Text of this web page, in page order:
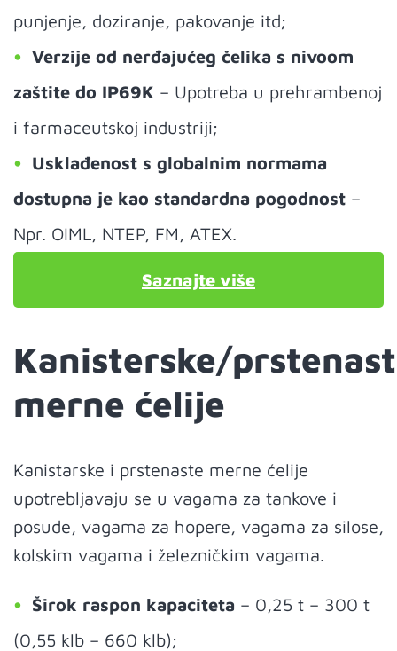
punjenje, doziranje, pakovanje itd;
Verzije od nerđajućeg čelika s nivoom
zaštite do IP69K – Upotreba u prehrambenoj
i farmaceutskoj industriji;
Usklađenost s globalnim normama
dostupna je kao standardna pogodnost –
Npr. OIML, NTEP, FM, ATEX.
Saznajte više
Kanisterske/
merne ćelije
Kanistarske i prstenaste merne ćelije
upotrebljavaju se u vagama za tankove i
posude, vagama za hopere, vagama za silose,
kolskim vagama i železničkim vagama.
Širok raspon kapaciteta – 0,25 t – 300 t
(0,55 klb – 660 klb);